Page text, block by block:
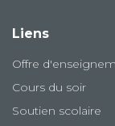
Liens
Offre
Cours du soir
Soutien scolaire